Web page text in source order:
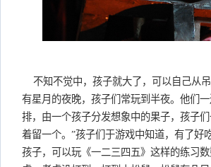
不知不觉中，孩子就大了，可以自己从
有星月的夜晚，孩子们常玩到半夜。他们
排，由一个孩子分发想象中的果子，孩子
着留一个。”孩子们于游戏中知道，有了好
孩子，可以玩《一二三四五》这样的练习